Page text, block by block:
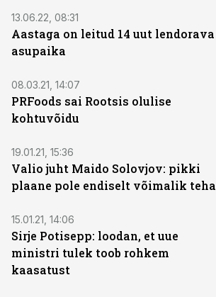
13.06.22, 08:31
Aastaga on leitud 14 uut lendorava
asupaika
08.03.21, 14:07
PRFoods sai Rootsis olulise
kohtuvõidu
19.01.21, 15:36
Valio juht Maido Solovjov: pikki
plaane pole endiselt võimalik teha
15.01.21, 14:06
Sirje Potisepp: loodan, et uue
ministri tulek toob rohkem
kaasatust